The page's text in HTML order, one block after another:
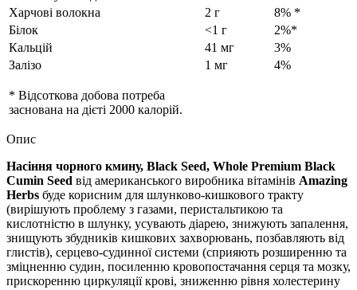
Харчові волокна
2 г
8% *
Білок
<1 г
2%*
Кальцій
41 мг
3%
Залізо
1 мг 4%
* Відсоткова добова потреба
заснована на дієті 2000 калорій.
Опис
Насіння чорного кмину, Black Seed, Whole Premium Black
Cumin Seed від американського виробника вітамінів Amazing
Herbs буде корисним для шлунково-кишкового тракту
(вирішують проблему з газами, перистальтикою та
кислотністю в шлунку, усувають діарею, знижують запалення,
знищують збудників кишкових захворювань, позбавляють від
глистів), серцево-судинної системи (сприяють розширенню та
зміцненню судин, посиленню кровопостачання серця та мозку,
прискоренню циркуляції крові, зниженню рівня холестерину